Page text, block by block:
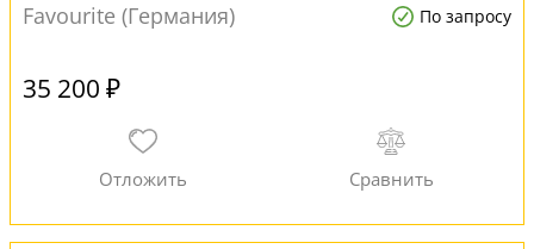
Favourite (Германия)
По запросу
35 200 ₽